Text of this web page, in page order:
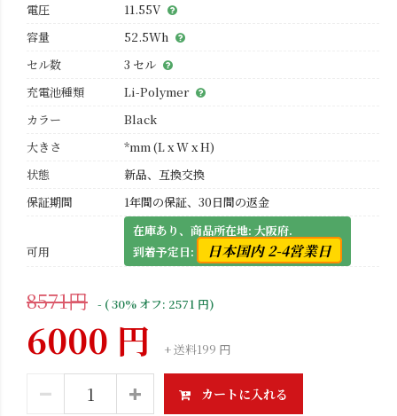
電圧
11.55V
容量
52.5Wh
セル数
3 セル
充電池種類
Li-Polymer
カラー
Black
大きさ
*mm (L x W x H)
状態
新品、互換交換
保証期間
1年間の保証、30日間の返金
可用
在庫あり、商品所在地: 大阪府.
到着予定日:
日本国内 2-4営業日
8571円 - ( 30% オフ: 2571 円)
6000 円 + 送料199 円
カートに入れる